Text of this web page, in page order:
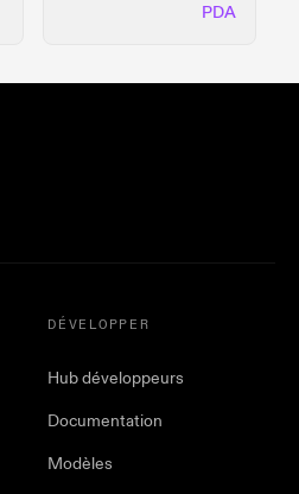
PDA
DÉVELOPPER
Hub développeurs
Documentation
Modèles